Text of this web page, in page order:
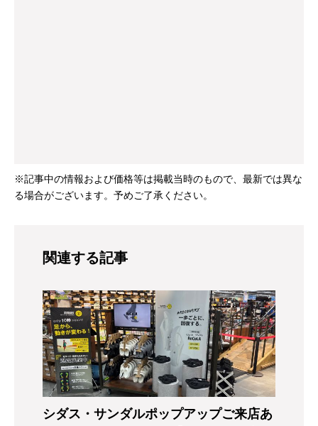
※記事中の情報および価格等は掲載当時のもので、最新では異な
る場合がございます。予めご了承ください。
関連する記事
シダス・サンダルポップアップご来店あ